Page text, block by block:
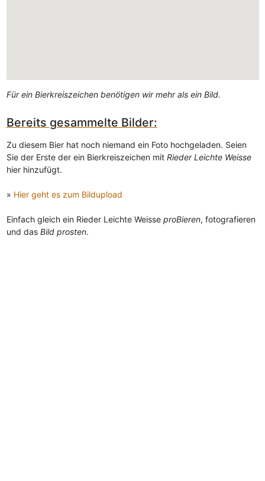
Für ein Bierkreiszeichen benötigen wir mehr als ein Bild.
Bereits gesammelte Bilder:
Zu diesem Bier hat noch niemand ein Foto hochgeladen. Seien
Sie der Erste der ein Bierkreiszeichen mit Rieder Leichte Weisse
hier hinzufügt.
» Hier geht es zum Bildupload
Einfach gleich ein Rieder Leichte Weisse proBieren, fotografieren
und das Bild prosten.